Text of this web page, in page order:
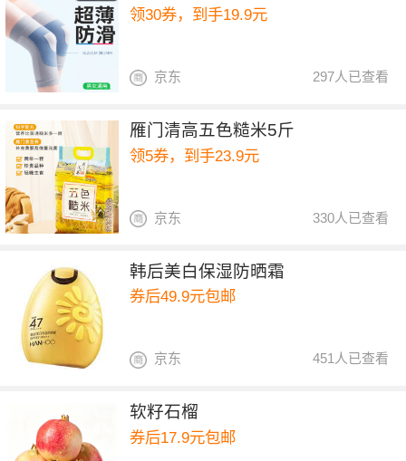
领30券，到手19.9元
297人已查看
京东
雁门清高五色糙米5斤
领5券，到手23.9元
330人已查看
京东
韩后美白保湿防晒霜
券后49.9元包邮
451人已查看
京东
软籽石榴
券后17.9元包邮